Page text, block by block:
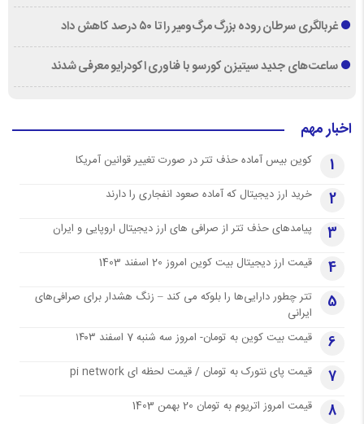
غربالگری سرطان روده بزرگ مرگ‌ومیر را تا ۵۰ درصد کاهش داد
ساعت‌های جدید سیتیزن کورسو با فناوری اکودرایو معرفی شدند
اخبار مهم
1 کوین بیس آماده حذف تتر در صورت تغییر قوانین آمریکا
2 خرید ارز دیجیتال که آماده صعود انفجاری را دارند
3 پیامدهای حذف تتر از صرافی های ارز دیجیتال اروپایی و ایران
4 قیمت ارز دیجیتال بیت کوین امروز 20 اسفند 1403
5
تتر چطور دارایی‌ها را بلوکه می کند – زنگ هشدار برای صرافی‌های
ایرانی
6 قیمت بیت کوین به تومان- امروز سه شنبه 7 اسفند ۱۴۰۳
7 قیمت پای نتورک به تومان / قیمت لحظه ای pi network
8 قیمت امروز اتریوم به تومان 20 بهمن 1403